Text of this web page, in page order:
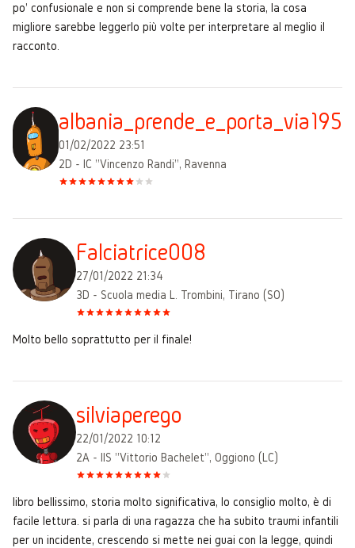
po' confusionale e non si comprende bene la storia, la cosa
migliore sarebbe leggerlo più volte per interpretare al meglio il
racconto.
albania_prende_e_porta_via195
01/02/2022 23:51
2D - IC "Vincenzo Randi", Ravenna
Falciatrice008
27/01/2022 21:34
3D - Scuola media L. Trombini, Tirano (SO)
Molto bello soprattutto per il finale!
silviaperego
22/01/2022 10:12
2A - IIS "Vittorio Bachelet", Oggiono (LC)
libro bellissimo, storia molto significativa, lo consiglio molto, è di
facile lettura. si parla di una ragazza che ha subito traumi infantili
per un incidente, crescendo si mette nei guai con la legge, quindi